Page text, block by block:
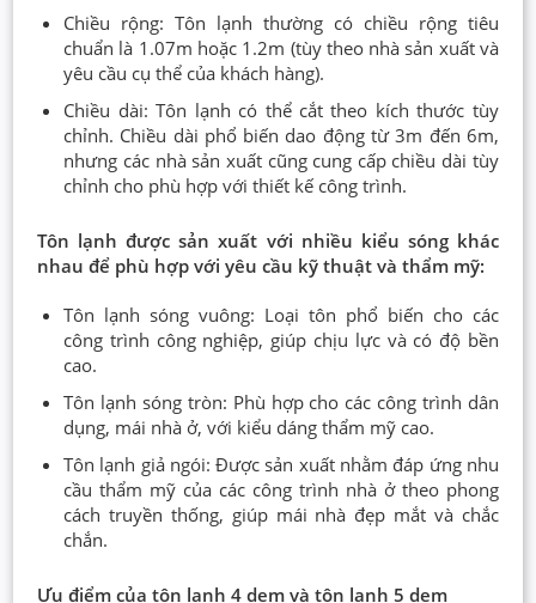
Chiều rộng: Tôn lạnh thường có chiều rộng tiêu
chuẩn là 1.07m hoặc 1.2m (tùy theo nhà sản xuất và
yêu cầu cụ thể của khách hàng).
Chiều dài: Tôn lạnh có thể cắt theo kích thước tùy
chỉnh. Chiều dài phổ biến dao động từ 3m đến 6m,
nhưng các nhà sản xuất cũng cung cấp chiều dài tùy
chỉnh cho phù hợp với thiết kế công trình.
Tôn lạnh được sản xuất với nhiều kiểu sóng khác
nhau để phù hợp với yêu cầu kỹ thuật và thẩm mỹ:
Tôn lạnh sóng vuông: Loại tôn phổ biến cho các
công trình công nghiệp, giúp chịu lực và có độ bền
cao.
Tôn lạnh sóng tròn: Phù hợp cho các công trình dân
dụng, mái nhà ở, với kiểu dáng thẩm mỹ cao.
Tôn lạnh giả ngói: Được sản xuất nhằm đáp ứng nhu
cầu thẩm mỹ của các công trình nhà ở theo phong
cách truyền thống, giúp mái nhà đẹp mắt và chắc
chắn.
Ưu điểm của tôn lạnh 4 dem và tôn lạnh 5 dem